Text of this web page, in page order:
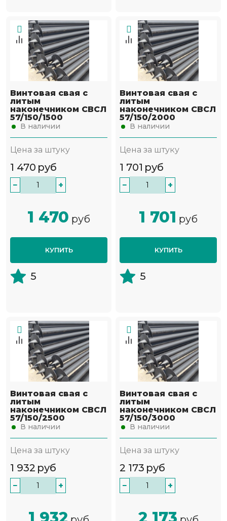
Винтовая свая с
литым
наконечником СВСЛ
57/150/1500
В наличии
Цена за штуку
1 470 руб
− +
1 470 руб
КУПИТЬ
5
Винтовая свая с
литым
наконечником СВСЛ
57/150/2000
В наличии
Цена за штуку
1 701 руб
− +
1 701 руб
КУПИТЬ
5
Винтовая свая с
литым
наконечником СВСЛ
57/150/2500
В наличии
Цена за штуку
1 932 руб
− +
Винтовая свая с
литым
наконечником СВСЛ
57/150/3000
В наличии
Цена за штуку
2 173 руб
− +